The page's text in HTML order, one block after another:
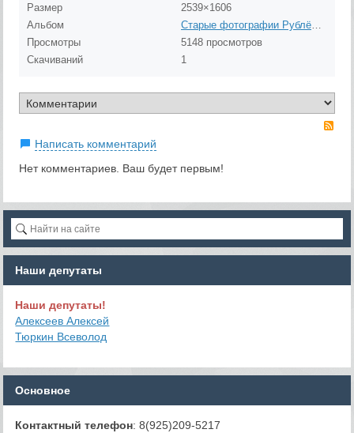
Размер
2539×1606
Альбом
Старые фотографии Рублёво (до 1980 года)
Просмотры
5148 просмотров
Скачиваний
1
Написать комментарий
Нет комментариев. Ваш будет первым!
Наши депутаты
Наши депутаты!
Алексеев Алексей
Тюркин Всеволод
Основное
Контактный телефон: 8(925)209-5217